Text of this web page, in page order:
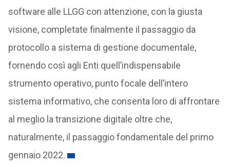
software alle LLGG con attenzione, con la giusta
visione, completate finalmente il passaggio da
protocollo a sistema di gestione documentale,
fornendo così agli Enti quell’indispensabile
strumento operativo, punto focale dell’intero
sistema informativo, che consenta loro di affrontare
al meglio la transizione digitale oltre che,
naturalmente, il passaggio fondamentale del primo
gennaio 2022.